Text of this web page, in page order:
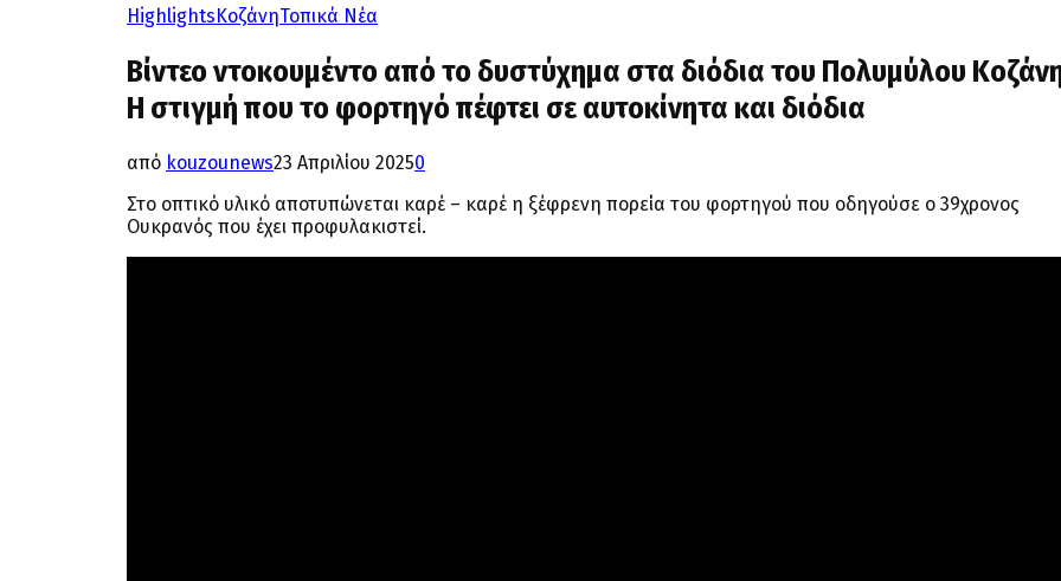
HighlightsΚοζάνηΤοπικά Νέα
Βίντεο ντοκουμέντο από το δυστύχημα στα διόδια του Πολυμύλου
Η στιγμή που το φορτηγό πέφτει σε αυτοκίνητα και διόδια
από kouzounews23 Απριλίου 20250
Στο οπτικό υλικό αποτυπώνεται καρέ – καρέ η ξέφρενη πορεία του φορτηγού που οδηγούσε ο 39χρονος
Ουκρανός που έχει προφυλακιστεί.